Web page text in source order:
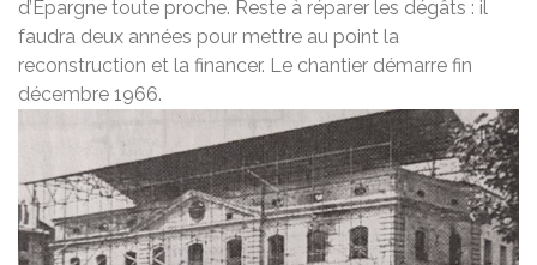
d’Épargne toute proche. Reste à réparer les dégâts : il
faudra deux années pour mettre au point la
reconstruction et la financer. Le chantier démarre fin
décembre 1966.